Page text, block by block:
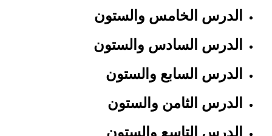
الدرس الخامس والستون
الدرس السادس والستون
الدرس السابع والستون
الدرس الثامن والستون
الدرس التاسع والستون